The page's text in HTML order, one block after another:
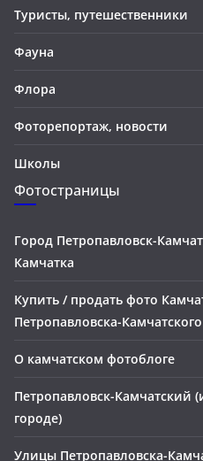
Туристы, путешественники
Фауна
Флора
Фоторепортаж, новости
Школы
Фотостраницы
Город Петропавловск-
Камчатка
Купить / продать фото
Петропавловска-Камчатского
О камчатском фотоблоге
Петропавловск-Камчатский
городе)
Улицы Петропавловска-